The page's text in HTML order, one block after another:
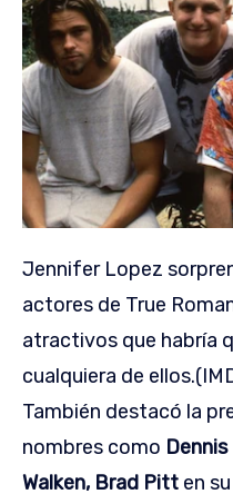
Jennifer Lopez
actores de True
atractivos que habría
cualquiera de
También destacó la
nombres como
Walken, Brad Pitt en